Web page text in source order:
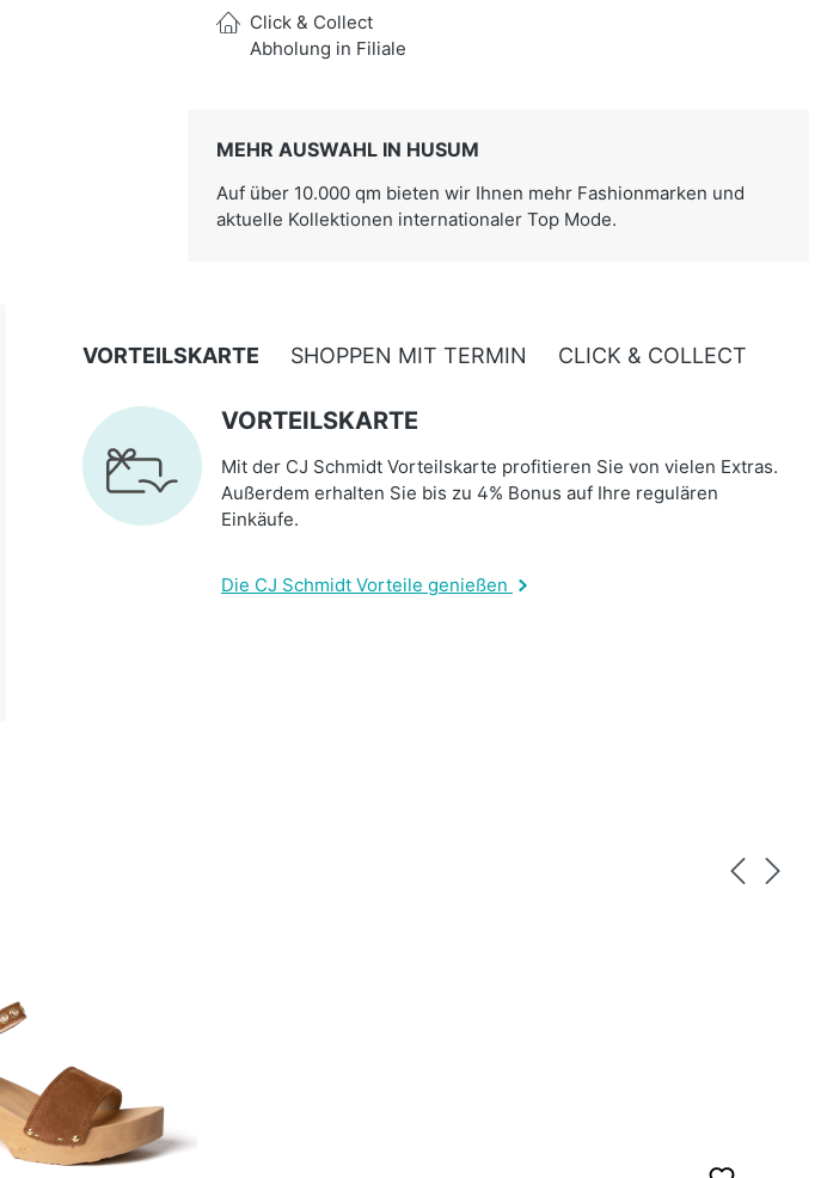
Click & Collect
Abholung in Filiale
MEHR AUSWAHL IN HUSUM
Auf über 10.000 qm bieten wir Ihnen mehr Fashionmarken und
aktuelle Kollektionen internationaler Top Mode.
VORTEILSKARTE SHOPPEN MIT TERMIN CLICK & COLLECT
VORTEILSKARTE
Mit der CJ Schmidt Vorteilskarte profitieren Sie von vielen Extras.
Außerdem erhalten Sie bis zu 4% Bonus auf Ihre regulären
Einkäufe.
Die CJ Schmidt Vorteile genießen